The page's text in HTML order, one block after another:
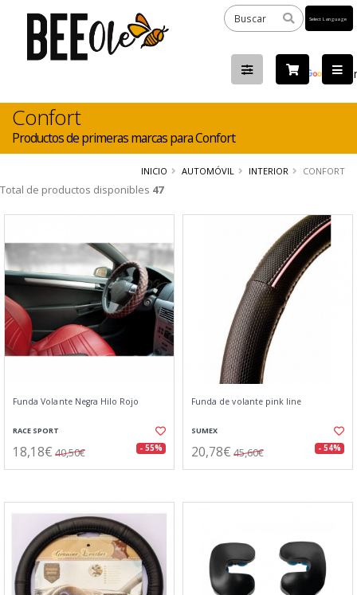
by
Confort
Productos de primeras marcas para Confort
INICIO AUTOMÓVIL INTERIOR CONFORT
Total de productos disponibles 47
Funda Volante Negra Hilo Rojo
RACE SPORT
18,18€ 40,50€ - 55%
Funda de volante pink line
SUMEX
20,78€ 45,60€ - 54%